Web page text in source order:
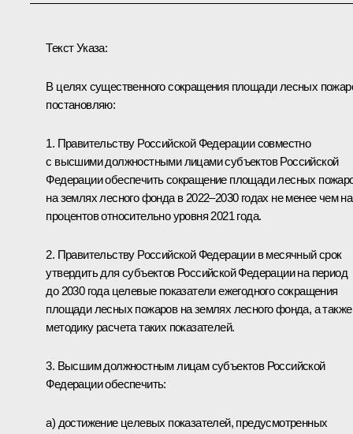
Текст Указа:
В целях существенного сокращения площади лесных
постановляю:
1. Правительству Российской Федерации совместно
с высшими должностными лицами субъектов Российской
Федерации обеспечить сокращение площади лесных
на землях лесного фонда в 2022–2030 годах не менее чем
процентов относительно уровня 2021 года.
2. Правительству Российской Федерации в месячный срок
утвердить для субъектов Российской Федерации на период
до 2030 года целевые показатели ежегодного сокращения
площади лесных пожаров на землях лесного фонда, а также
методику расчета таких показателей.
3. Высшим должностным лицам субъектов Российской
Федерации обеспечить:
а) достижение целевых показателей, предусмотренных